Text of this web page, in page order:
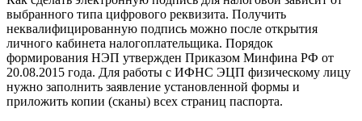
выбранного типа цифрового реквизита. Получить
неквалифицированную подпись можно после открытия
личного кабинета налогоплательщика. Порядок
формирования НЭП утвержден Приказом Минфина РФ от
20.08.2015 года. Для работы с ИФНС ЭЦП физическому лицу
нужно заполнить заявление установленной формы и
приложить копии (сканы) всех страниц паспорта.